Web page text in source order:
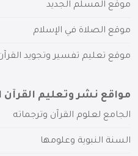
موقع المسلم الجديد
موقع الصلاة في الإسلام
موقع تعليم تفسير وتجويد
مواقع نشر وتعليم القرآن
الجامع لعلوم القرآن وترجماته
السنة النبوية وعلومها